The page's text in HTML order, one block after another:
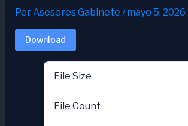
PorAsesores Gabinete /mayo 5, 2026
Download
File Size
File Count